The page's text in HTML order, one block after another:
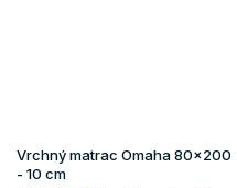
Vrchný matrac Omaha 80x200
- 10 cm